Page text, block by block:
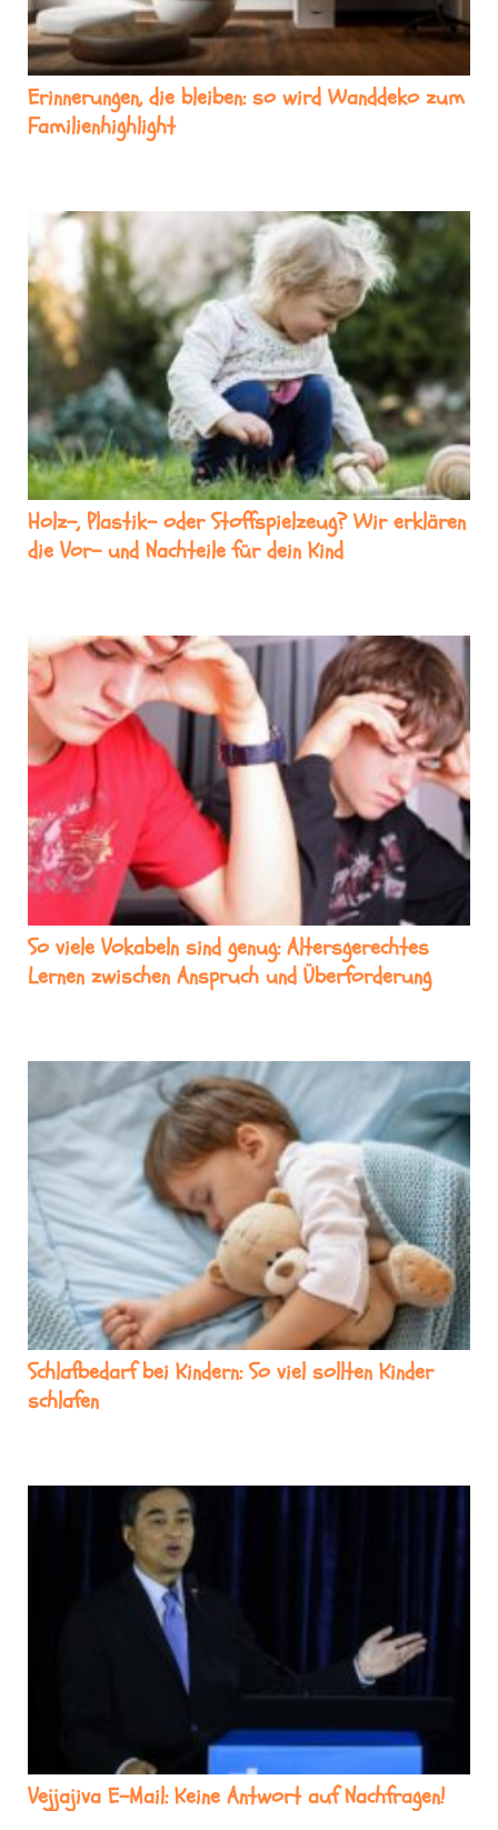
Erinnerungen, die bleiben: so wird Wanddeko zum
Familienhighlight
Holz-, Plastik- oder Stoffspielzeug? Wir erklären
die Vor- und Nachteile für dein Kind
So viele Vokabeln sind genug: Altersgerechtes
Lernen zwischen Anspruch und Überforderung
Schlafbedarf bei Kindern: So viel sollten Kinder
schlafen
Vejjajiva E-Mail: Keine Antwort auf Nachfragen!